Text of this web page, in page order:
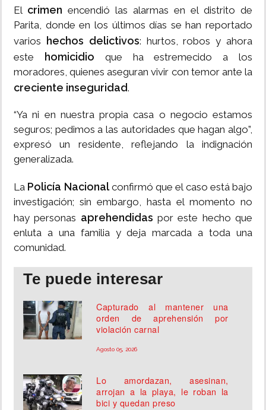
El crimen encendió las alarmas en el distrito de
Parita, donde en los últimos días se han reportado
varios
hechos delictivos: hurtos, robos y ahora
este
homicidio que ha estremecido a los
moradores, quienes aseguran vivir con temor ante la
creciente inseguridad.
“Ya ni en nuestra propia casa o negocio estamos
seguros; pedimos a las autoridades que hagan algo”,
expresó un residente, reflejando la indignación
generalizada.
La Policía Nacionalconfirmó que el caso está bajo
investigación; sin embargo, hasta el momento no
hay personas aprehendidas por este hecho que
enluta a una familia y deja marcada a toda una
comunidad.
Te puede interesar
Capturado al mantener una
orden de aprehensión por
violación carnal
Agosto 05, 2026
Lo amordazan, asesinan,
arrojan a la playa, le roban la
bici y quedan preso